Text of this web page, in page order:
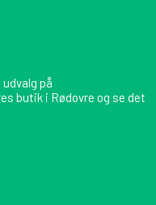
på
butik i Rødovre og se det